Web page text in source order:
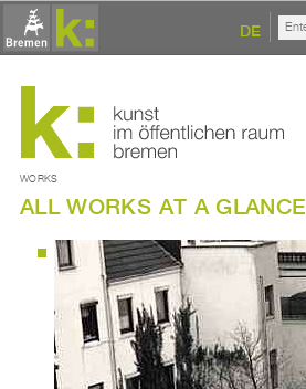
DE
WORKS
ALL WORKS AT A GLANCE